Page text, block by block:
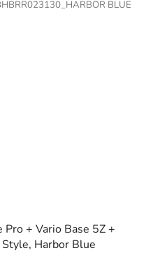
+ Vario Base 5Z +
Harbor Blue
BLUE